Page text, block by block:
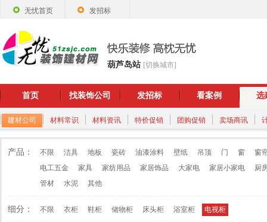
无忧首页 发招标
葫芦岛站 [切换城市]
首页 找装饰公司 发招标 看案例 选
建材公司 材料常识 材料资讯 特价促销 团购促销 卖场商讯
产品： 不限 洁具 地板 瓷砖 油漆涂料 壁纸 吊顶 门 窗
窗
电工五金
家具 家纺用品 家居饰品 大家电 家居小家电
厨
管材
水泥 其他
细分： 不限 衣柜 鞋柜 储物柜 床头柜 浴室柜 电视柜